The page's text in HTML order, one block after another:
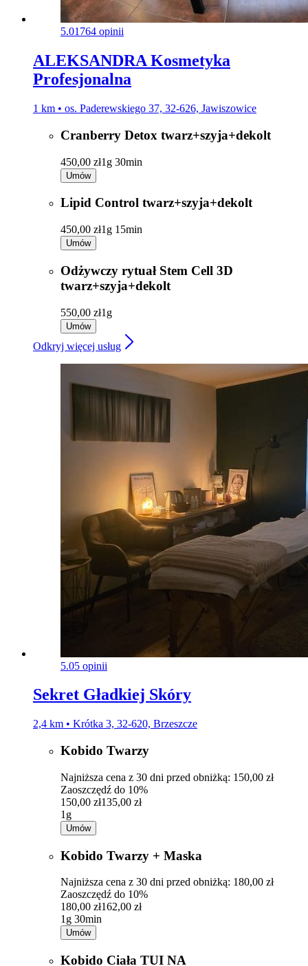
5.01764 opinii
ALEKSANDRA Kosmetyka
Profesjonalna
1 km • os. Paderewskiego 37, 32-626, Jawiszowice
Cranberry Detox twarz+szyja+dekolt
450,00 zł1g 30min
Umów
Lipid Control twarz+szyja+dekolt
450,00 zł1g 15min
Umów
Odżywczy rytuał Stem Cell 3D
twarz+szyja+dekolt
550,00 zł1g
Umów
Odkryj więcej usług
5.05 opinii
Sekret Gładkiej Skóry
2,4 km • Krótka 3, 32-620, Brzeszcze
Kobido Twarzy
Najniższa cena z 30 dni przed obniżką: 150,00 zł
Zaoszczędź do 10%
150,00 zł135,00 zł
1g
Umów
Kobido Twarzy + Maska
Najniższa cena z 30 dni przed obniżką: 180,00 zł
Zaoszczędź do 10%
180,00 zł162,00 zł
1g 30min
Umów
Kobido Ciała TUI NA